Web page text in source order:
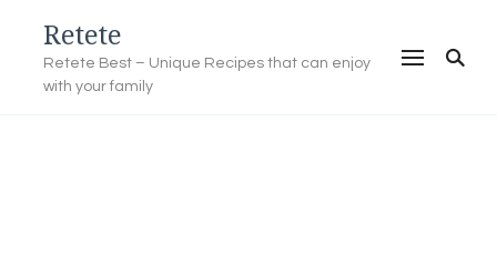
Retete
Retete Best – Unique Recipes that can enjoy
with your family